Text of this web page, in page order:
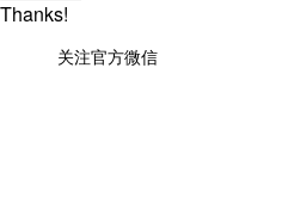
Thanks!
关注官方微信